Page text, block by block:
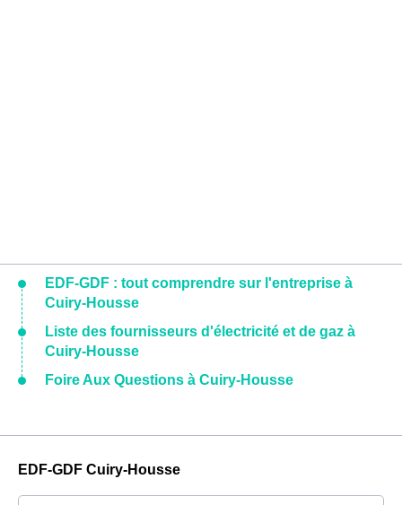
EDF-GDF : tout comprendre sur l'entreprise à
Cuiry-Housse
Liste des fournisseurs d'électricité et de gaz à
Cuiry-Housse
Foire Aux Questions à Cuiry-Housse
EDF-GDF Cuiry-Housse